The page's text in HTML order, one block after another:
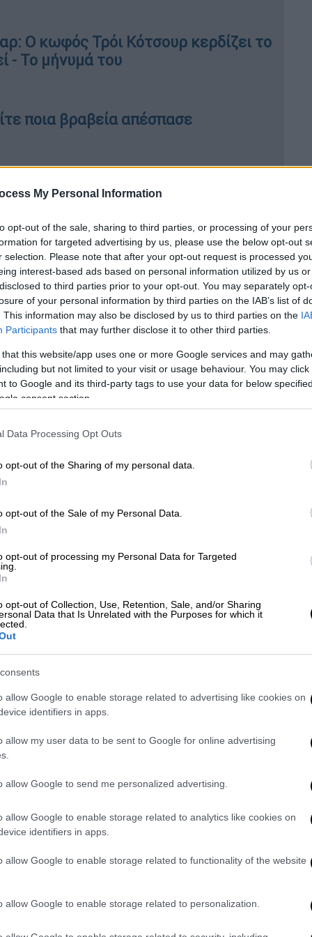
My Personal Information
opt-out of the sale, sharing to third parties, or processing of your
for targeted advertising by us, please use the below opt-out
selection. Please note that after your opt-out request is processed
interest-based ads based on personal information utilized by us
to third parties prior to your opt-out. You may separately
of your personal information by third parties on the IAB’s list of
This information may also be disclosed by us to third parties on the
Participants that may further disclose it to other third parties.
that this website/app uses one or more Google services and may
but not limited to your visit or usage behaviour. You may
to Google and its third-party tags to use your data for below
consent section.
Data Processing Opt Outs
opt-out of the Sharing of my personal data.
opt-out of the Sale of my Personal Data.
opt-out of processing my Personal Data for Targeted
opt-out of Collection, Use, Retention, Sale, and/or Sharing
Data that Is Unrelated with the Purposes for which it
allow Google to enable storage related to advertising like cookies on
identifiers in apps.
allow my user data to be sent to Google for online advertising
allow Google to send me personalized advertising.
allow Google to enable storage related to analytics like cookies on
identifiers in apps.
allow Google to enable storage related to functionality of the website
allow Google to enable storage related to personalization.
Ο κωφός Τρόι Κότσουρ κερδίζει το
- Το μήνυμά του
ποια βραβεία απέσπασε
Κούπερ παρηγορούν τον Γουίλ
– Δείτε βίντεο
Γιατί εξοργίστηκε με τον Κρις
για τη σύζυγο του ηθοποιού που
που κέρδισε το Όσκαρ Α'
της
εντυπώσεις στα φετινά Όσκαρ -
περιλάμβανε φέτος σπουδαίους
Γουάιτ, ο Γουίλιαμ Χαρτ, η Ολυμπία
honored were Betty White and
t.co/iWjXefhHyc
την
που τόσο αγάπησε.
μοιρασμένα σε διάφορες πόλεις της
άλλα. Μεγαλύτερο μέρος των παιδικών
πασίγνωστα τραγούδια, περιλαμβάνει
μπαλέτα, μουσική δωματίου, χορωδιακά,
κινηματογραφικές ταινίες.
οκτώ ποιήματα από τον «Επιτάφιο»
θα ηχογραφηθούν για πρώτη φορά με τη